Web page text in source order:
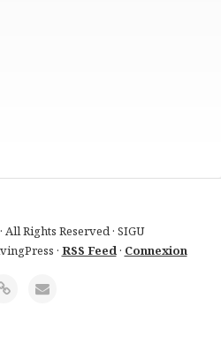
Rights Reserved · SIGU
· RSS Feed· Connexion